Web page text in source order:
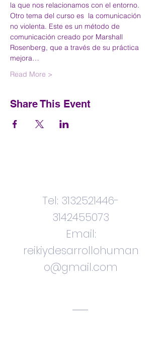
la que nos relacionamos con el entorno.
Otro tema del curso es  la comunicación
no violenta. Este es un método de
comunicación creado por Marshall
Rosenberg, que a través de su práctica
mejora…
Read More >
Share This Event
Tel: 3132521446-
3142455073
Email:
reikiydesarrollohuman
o@gmail.com